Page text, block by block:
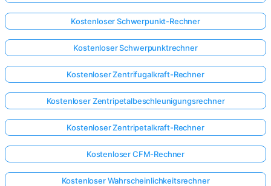
Kostenloser Schwerpunkt-Rechner
Kostenloser Schwerpunktrechner
Kostenloser Zentrifugalkraft-Rechner
Kostenloser Zentripetalbeschleunigungsrechner
Kostenloser Zentripetalkraft-Rechner
Kostenloser CFM-Rechner
Kostenloser Wahrscheinlichkeitsrechner